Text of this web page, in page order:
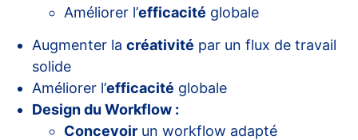
Améliorer l’efficacité globale
Augmenter la créativité par un flux de travail
solide
Améliorer l’efficacité globale
Design du Workflow :
Concevoir un workflow adapté